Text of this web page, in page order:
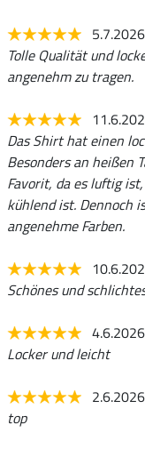
5.7.2026
Tolle Qualität und
angenehm zu tragen.
Das Shirt hat einen
Besonders an heißen
Favorit, da es luftig
kühlend ist. Dennoch
angenehme Farben.
Schönes und
4.6.2026
Locker und leicht
2.6.2026
top